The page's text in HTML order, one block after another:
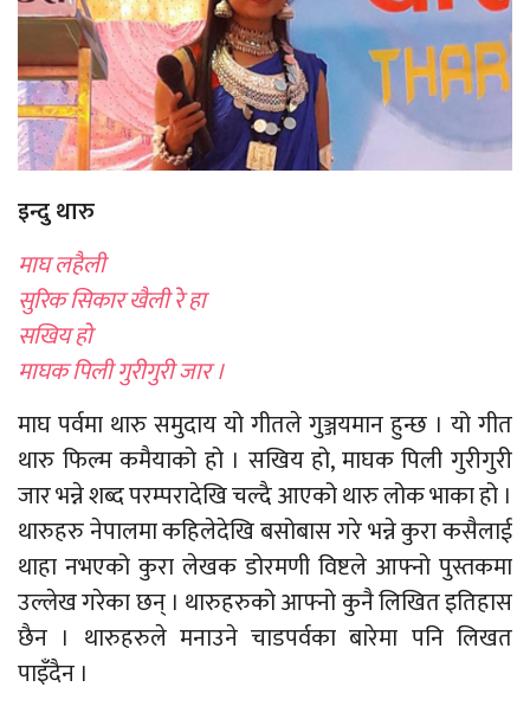
इन्दु थारु
माघ लहैली
सुरिक सिकार खैली रे हा
सखिय हो
माघक पिली गुरीगुरी जार ।
माघ पर्वमा थारु समुदाय यो गीतले गुञ्जयमान हुन्छ । यो गीत
थारु फिल्म कमैयाको हो । सखिय हो, माघक पिली गुरीगुरी
जार भन्ने शब्द परम्परादेखि चल्दै आएको थारु लोक भाका हो ।
थारुहरु नेपालमा कहिलेदेखि बसोबास गरे भन्ने कुरा कसैलाई
थाहा नभएको कुरा लेखक डोरमणी विष्टले आफ्नो पुस्तकमा
उल्लेख गरेका छन् । थारुहरुको आफ्नो कुनै लिखित इतिहास
छैन । थारुहरुले मनाउने चाडपर्वका बारेमा पनि लिखत
पाइँदैन ।